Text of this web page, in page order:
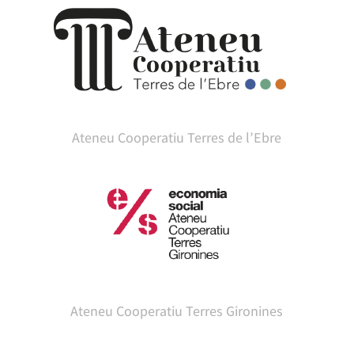
Ateneu Cooperatiu Terres de l’Ebre
Ateneu Cooperatiu Terres Gironines